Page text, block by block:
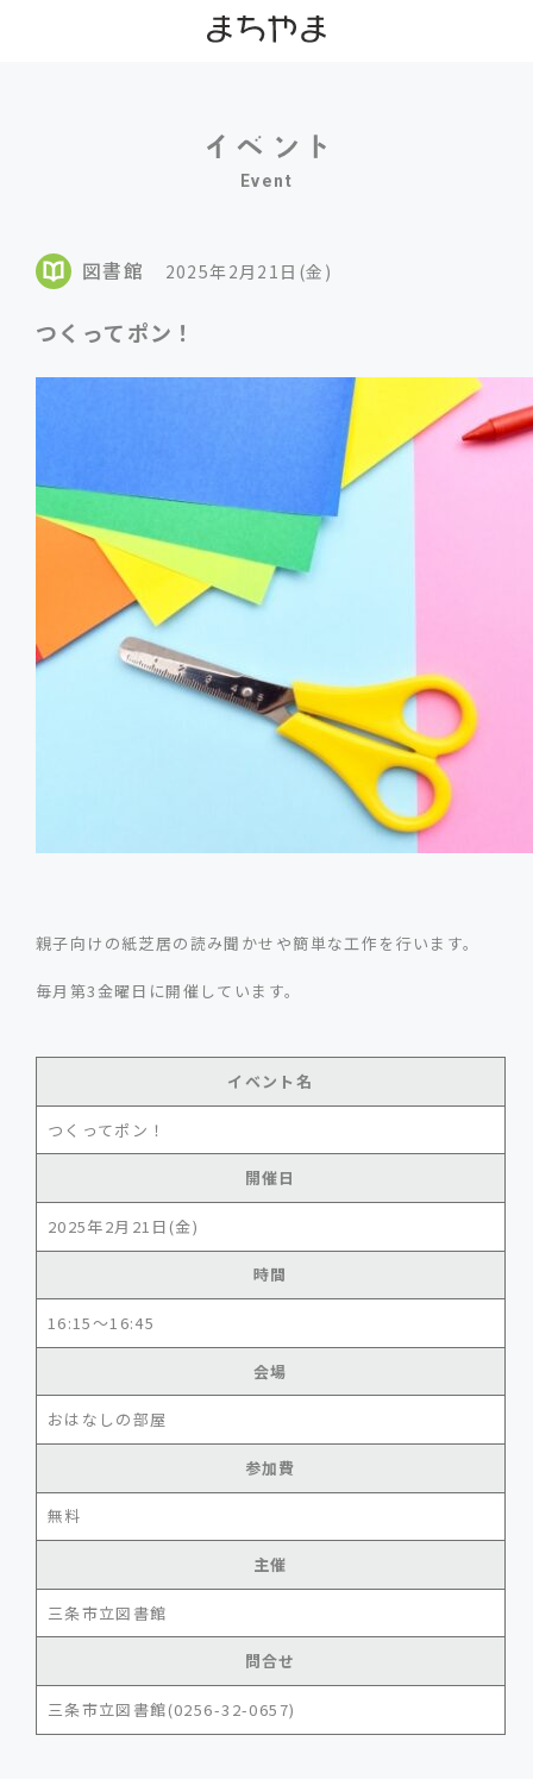
Event
図書館 2025年2月21日(金)
つくってポン！
親子向けの紙芝居の読み聞かせや簡単な工作を行います。
毎月第3金曜日に開催しています。
イベント名
つくってポン！
開催日
2025年2月21日(金)
時間
16:15～16:45
会場
おはなしの部屋
参加費
無料
主催
三条市立図書館
問合せ
三条市立図書館(0256-32-0657)